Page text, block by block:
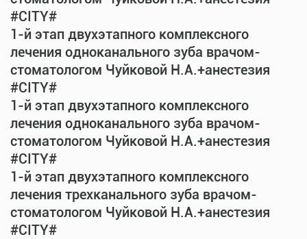
#CITY#
1-й этап двухэтапного комплексного
лечения одноканального зуба врачом-
стоматологом Чуйковой Н.А.+анестезия
#CITY#
1-й этап двухэтапного комплексного
лечения одноканального зуба врачом-
стоматологом Чуйковой Н.А.+анестезия
#CITY#
1-й этап двухэтапного комплексного
лечения трехканального зуба врачом-
стоматологом Чуйковой Н.А.+анестезия
#CITY#